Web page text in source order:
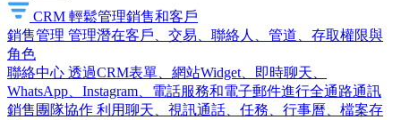
CRM 輕鬆管理銷售和客戶
銷售管理 管理潛在客戶、交易、聯絡人、管道、存取權限與
角色
聯絡中心 透過CRM表單、網站Widget、即時聊天、
WhatsApp、Instagram、電話服務和電子郵件進行全通路通訊
銷售團隊協作 利用聊天、視訊通話、任務、行事曆、檔案存